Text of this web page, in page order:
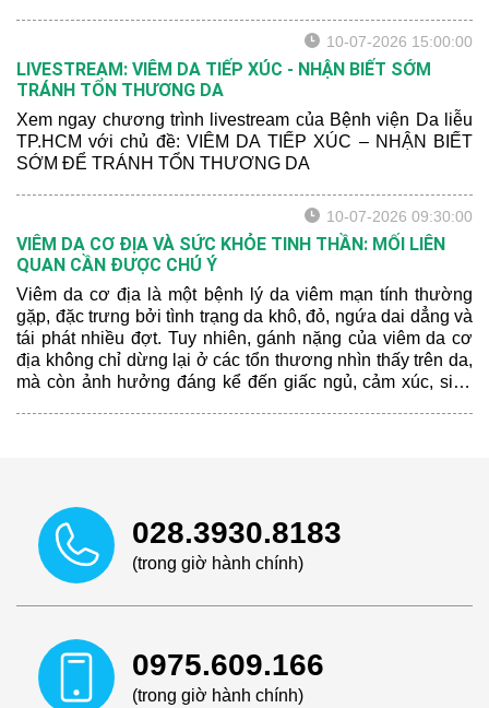
10-07-2026 15:00:00
LIVESTREAM: VIÊM DA TIẾP XÚC - NHẬN BIẾT SỚM
TRÁNH TỔN THƯƠNG DA
Xem ngay chương trình livestream của Bệnh viện Da liễu
TP.HCM với chủ đề: VIÊM DA TIẾP XÚC – NHẬN BIẾT
SỚM ĐỂ TRÁNH TỔN THƯƠNG DA
10-07-2026 09:30:00
VIÊM DA CƠ ĐỊA VÀ SỨC KHỎE TINH THẦN: MỐI LIÊN
QUAN CẦN ĐƯỢC CHÚ Ý
Viêm da cơ địa là một bệnh lý da viêm mạn tính thường
gặp, đặc trưng bởi tình trạng da khô, đỏ, ngứa dai dẳng và
tái phát nhiều đợt. Tuy nhiên, gánh nặng của viêm da cơ
địa không chỉ dừng lại ở các tổn thương nhìn thấy trên da,
mà còn ảnh hưởng đáng kể đến giấc ngủ, cảm xúc, sinh
028.3930.8183
(trong giờ hành chính)
0975.609.166
(trong giờ hành chính)